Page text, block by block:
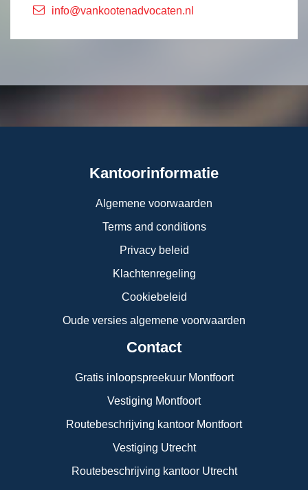
info@vankootenadvocaten.nl
Kantoorinformatie
Algemene voorwaarden
Terms and conditions
Privacy beleid
Klachtenregeling
Cookiebeleid
Oude versies algemene voorwaarden
Contact
Gratis inloopspreekuur Montfoort
Vestiging Montfoort
Routebeschrijving kantoor Montfoort
Vestiging Utrecht
Routebeschrijving kantoor Utrecht